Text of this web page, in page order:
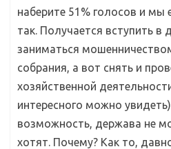
наберите 51% голосов и мы
так. Получается вступить в
заниматься
собрания, а вот снять и
хозяйственной
интересного можно
возможность, держава не
хотят. Почему? Как то,